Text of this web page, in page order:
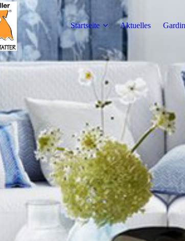
Startseite Aktuelles